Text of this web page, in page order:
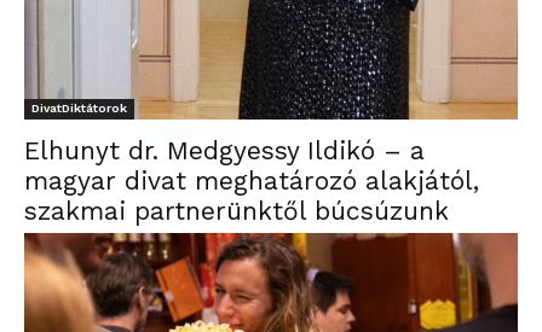
DivatDiktátorok
Elhunyt dr. Medgyessy Ildikó – a
magyar divat meghatározó alakjától,
szakmai partnerünktől búcsúzunk